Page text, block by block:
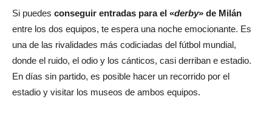
Si puedes conseguir entradas para el «derby» de Milán
entre los dos equipos, te espera una noche emocionante. Es
una de las rivalidades más codiciadas del fútbol mundial,
donde el ruido, el odio y los cánticos, casi derriban e estadio.
En días sin partido, es posible hacer un recorrido por el
estadio y visitar los museos de ambos equipos.